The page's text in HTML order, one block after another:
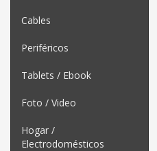
Cables
Periféricos
Tablets / Ebook
Foto / Video
Hogar /
Electrodomésticos